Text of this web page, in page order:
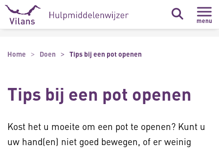
Naar hoofdinhoud
Naar footer
menu
Home Doen Tips bij een pot openen
Tips bij een pot openen
Kost het u moeite om een pot te openen? Kunt u
uw hand(en) niet goed bewegen, of er weinig